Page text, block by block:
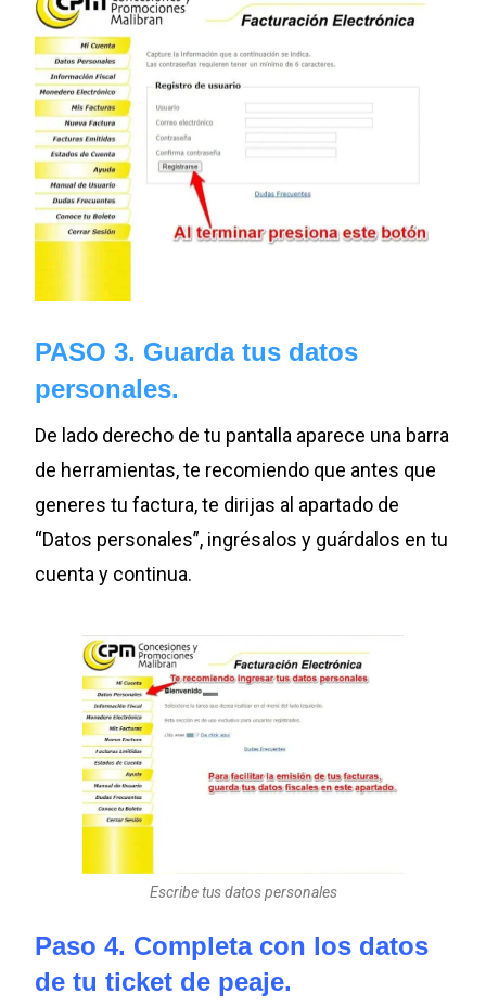
PASO 3. Guarda tus datos
personales.
De lado derecho de tu pantalla aparece una barra
de herramientas, te recomiendo que antes que
generes tu factura, te dirijas al apartado de
“Datos personales”, ingrésalos y guárdalos en tu
cuenta y continua.
Escribe tus datos personales
Paso 4. Completa con los datos
de tu ticket de peaje.